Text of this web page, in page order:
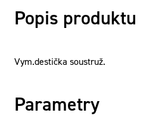
Popis produktu
Vym.destička soustruž.
Parametry